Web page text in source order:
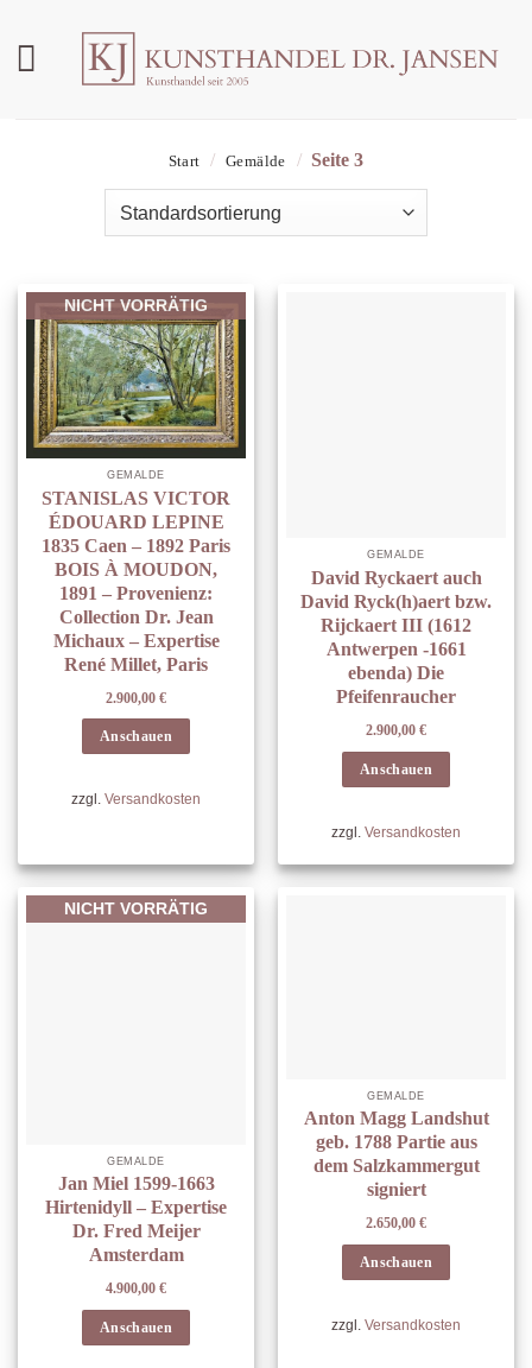
springen
Start / Gemälde / Seite 3
NICHT VORRÄTIG
GEMÄLDE
STANISLAS VICTOR
ÉDOUARD LEPINE
1835 Caen – 1892 Paris
BOIS À MOUDON,
1891 – Provenienz:
Collection Dr. Jean
Michaux – Expertise
René Millet, Paris
2.900,00 €
Anschauen
zzgl. Versandkosten
GEMÄLDE
David Ryckaert auch
David Ryck(h)aert bzw.
Rijckaert III (1612
Antwerpen -1661
ebenda) Die
Pfeifenraucher
2.900,00 €
Anschauen
zzgl. Versandkosten
NICHT VORRÄTIG
GEMÄLDE
Jan Miel 1599-1663
Hirtenidyll – Expertise
Dr. Fred Meijer
Amsterdam
4.900,00 €
Anschauen
GEMÄLDE
Anton Magg Landshut
geb. 1788 Partie aus
dem Salzkammergut
signiert
2.650,00 €
Anschauen
zzgl. Versandkosten